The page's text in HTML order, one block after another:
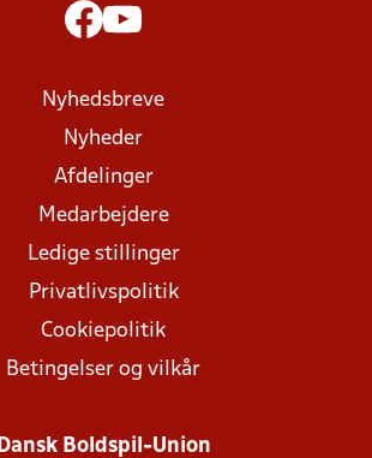
Nyhedsbreve
Nyheder
Afdelinger
Medarbejdere
Ledige stillinger
Privatlivspolitik
Cookiepolitik
Betingelser og vilkår
Dansk Boldspil-Union